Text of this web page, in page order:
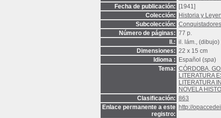
Fecha de publicación:
[1941]
Colección:
Historia y
Subcolección: Conquistadores
Número de páginas: 77 p.
Il.: il. lám., (dibujo)
Dimensiones: 22 x 15 cm
Idioma :
Español (spa)
Tema: CÓRDOBA,
LITERATURA
LITERATURA
NOVELA
Clasificación: 863
Enlace permanente a este
registro:
http://